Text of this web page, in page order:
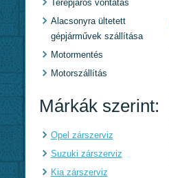
Terepjárós vontatás
Alacsonyra ültetett
gépjárművek szállítása
Motormentés
Motorszállítás
Márkák szerint:
Opel zárszerviz
Suzuki zárszerviz
Kia zárszerviz